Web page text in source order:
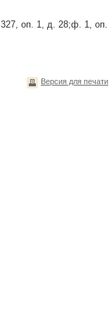
оп. 1, д. 28;ф. 1, оп.
Версия для печати